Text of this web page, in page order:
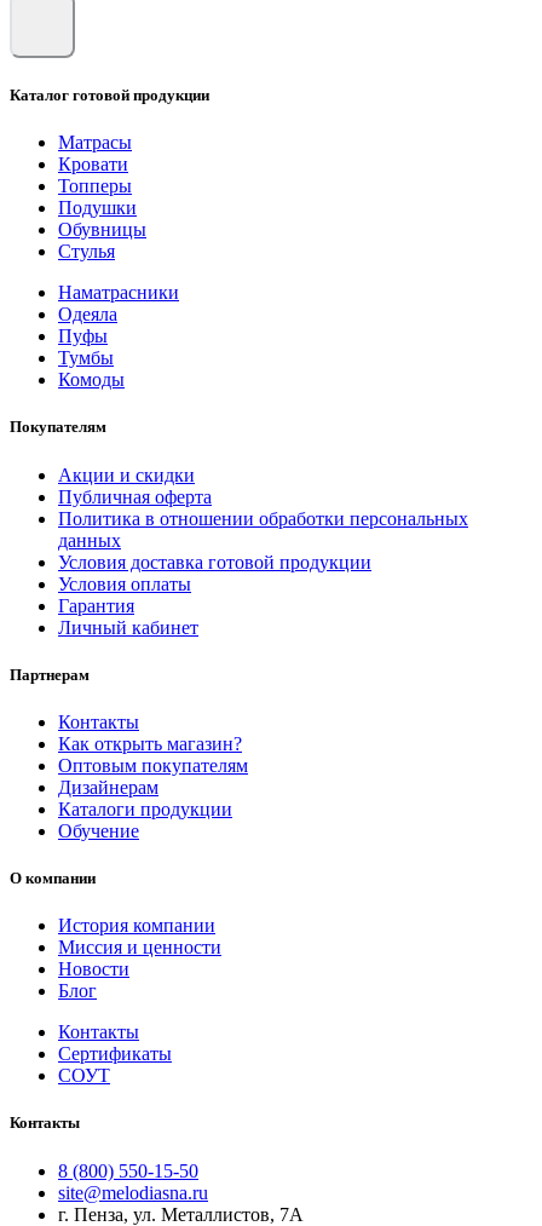
Каталог готовой продукции
Матрасы
Кровати
Топперы
Подушки
Обувницы
Стулья
Наматрасники
Одеяла
Пуфы
Тумбы
Комоды
Покупателям
Акции и скидки
Публичная оферта
Политика в отношении обработки персональных
данных
Условия доставка готовой продукции
Условия оплаты
Гарантия
Личный кабинет
Партнерам
Контакты
Как открыть магазин?
Оптовым покупателям
Дизайнерам
Каталоги продукции
Обучение
О компании
История компании
Миссия и ценности
Новости
Блог
Контакты
Сертификаты
СОУТ
Контакты
8 (800) 550-15-50
site@melodiasna.ru
г. Пенза, ул. Металлистов, 7А